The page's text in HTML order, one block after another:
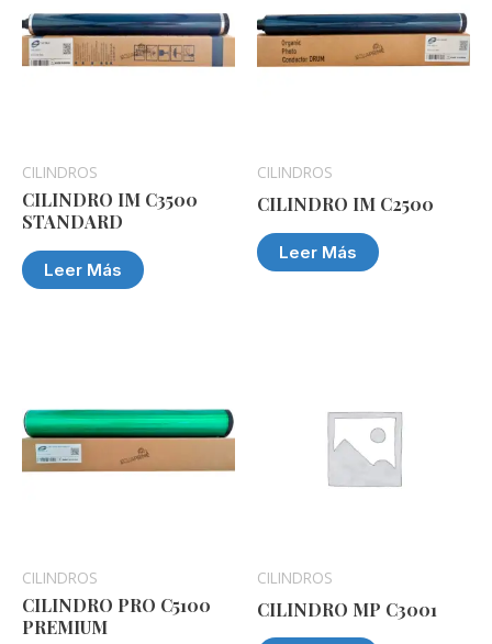
CILINDROS
CILINDRO IM C3500
STANDARD
Leer Más
CILINDROS
CILINDRO IM C2500
Leer Más
CILINDROS
CILINDRO PRO C5100
PREMIUM
CILINDROS
CILINDRO MP C3001